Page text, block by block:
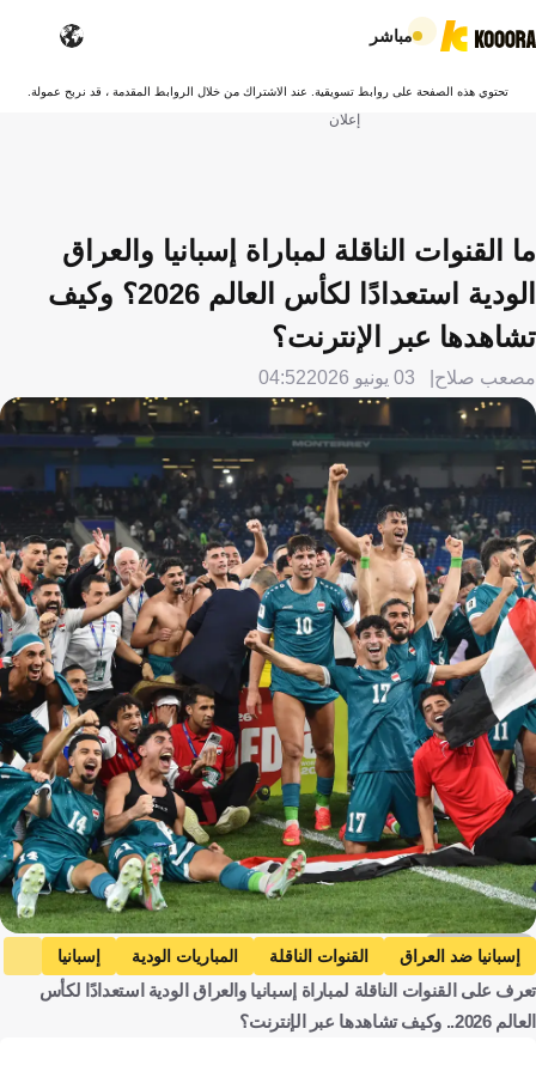
مباشر
تحتوي هذه الصفحة على روابط تسويقية. عند الاشتراك من خلال الروابط المقدمة ، قد نربح عمولة.
إعلان
ما القنوات الناقلة لمباراة إسبانيا والعراق
الودية استعدادًا لكأس العالم 2026؟ وكيف
تشاهدها عبر الإنترنت؟
مصعب صلاح 03 يونيو 2026 04:52
Getty Images
إسبانيا ضد العراق القنوات الناقلة المباريات الودية
إسبانيا
العراق
إسبانيا العراق كرة قدم
تعرف على القنوات الناقلة لمباراة إسبانيا والعراق الودية استعدادًا لكأس
العالم 2026.. وكيف تشاهدها عبر الإنترنت؟